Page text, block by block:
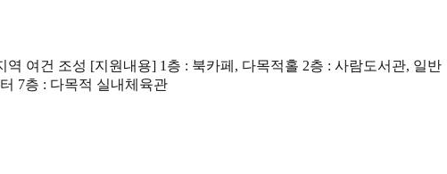
여건 조성 [지원내용] 1층 : 북카페, 다목적홀 2층 : 사람도서관, 일반
7층 : 다목적 실내체육관